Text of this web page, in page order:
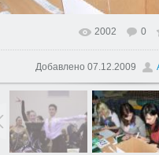
В реальном размере
2002 0
Добавлено 07.12.2009